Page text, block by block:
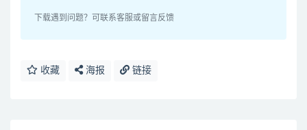
下载遇到问题？可联系客服或留言反馈
收藏 海报 链接